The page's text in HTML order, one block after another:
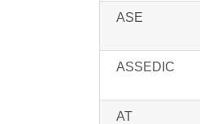
ASE
ASSEDIC
AT